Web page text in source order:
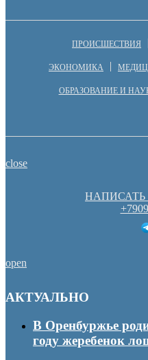
ПРОИСШЕСТВИЯ
ЭКОНОМИКА
ОБРАЗОВАНИЕ И
close
open
АКТУАЛЬНО
В Оренбуржье
году жеребенок